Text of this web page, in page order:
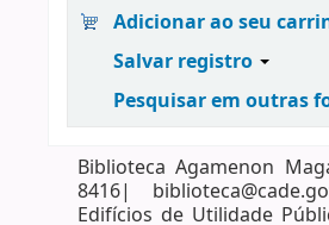
Adicionar ao seu
Salvar registro
Pesquisar em outras
Biblioteca Agamenon
8416|
Edifícios de Utilidade